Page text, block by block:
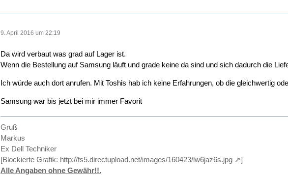
9. April 2016 um 22:19
Da wird verbaut was grad auf Lager ist.
Wenn die Bestellung auf Samsung läuft und grade keine da sind und sich dadurch die
Ich würde auch dort anrufen. Mit Toshis hab ich keine Erfahrungen, ob die gleichwertig
Samsung war bis jetzt bei mir immer Favorit
Gruß
Markus
Ex Dell Techniker
[Blockierte Grafik: http://fs5.directupload.net/images/160423/lw6jaz6s.jpg
]
Alle Angaben ohne Gewähr!!.